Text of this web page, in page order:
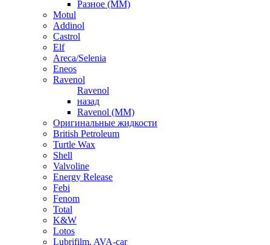
Разное (ММ)
Motul
Addinol
Castrol
Elf
Areca/Selenia
Eneos
Ravenol
Ravenol
назад
Ravenol (ММ)
Оригинальные жидкости
British Petroleum
Turtle Wax
Shell
Valvoline
Energy Release
Febi
Fenom
Total
K&W
Lotos
Lubrifilm, AVA-car